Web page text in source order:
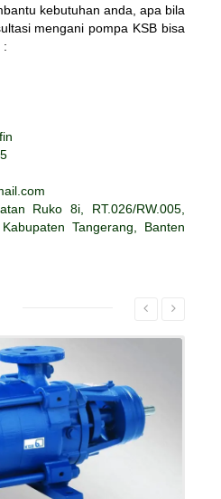
kebutuhan anda, apa bila
mengani pompa KSB bisa
:
Ruko 8i, RT.026/RW.005,
Tangerang, Banten